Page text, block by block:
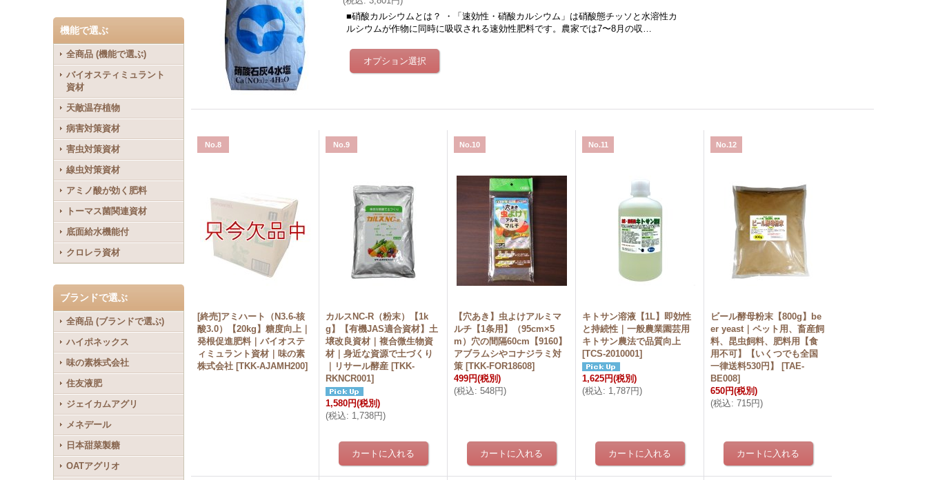
機能で選ぶ
全商品 (機能で選ぶ)
バイオスティミュラント
資材
天敵温存植物
病害対策資材
害虫対策資材
線虫対策資材
アミノ酸が効く肥料
トーマス菌関連資材
底面給水機能付
クロレラ資材
ブランドで選ぶ
全商品 (ブランドで選ぶ)
ハイポネックス
味の素株式会社
住友液肥
ジェイカムアグリ
メネデール
日本甜菜製糖
OATアグリオ
■硝酸カルシウムとは？ ・「速効性・硝酸カルシウム」は硝酸態チッソと水溶性カ
ルシウムが作物に同時に吸収される速効性肥料です。農家では7〜8月の収…
No.8
[終売]アミハート（N3.6-核
酸3.0）【20kg】糖度向上｜
発根促進肥料｜バイオステ
ィミュラント資材｜味の素
株式会社 [TKK-AJAMH200]
No.9
カルスNC-R（粉末）【1k
g】【有機JAS適合資材】土
壌改良資材｜複合微生物資
材｜身近な資源で土づくり
｜リサール酵産 [TKK-
RKNCR001]
1,580円(税別)
(税込: 1,738円)
No.10
【穴あき】虫よけアルミマ
ルチ【1条用】（95cm×5
m）穴の間隔60cm【9160】
アブラムシやコナジラミ対
策 [TKK-FOR18608]
499円(税別)
(税込: 548円)
No.11
キトサン溶液【1L】即効性
と持続性｜一般農業園芸用
キトサン農法で品質向上
[TCS-2010001]
1,625円(税別)
(税込: 1,787円)
No.12
ビール酵母粉末【800g】be
er yeast｜ペット用、畜産飼
料、昆虫飼料、肥料用【食
用不可】【いくつでも全国
一律送料530円】
[TAE-
BE008]
650円(税別)
(税込: 715円)